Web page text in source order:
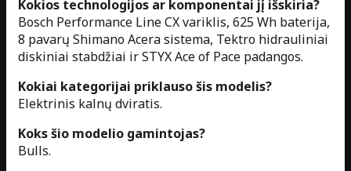
Kokios technologijos ar komponentai jį išskiria?
Bosch Performance Line CX variklis, 625 Wh baterija,
8 pavarų Shimano Acera sistema, Tektro hidrauliniai
diskiniai stabdžiai ir STYX Ace of Pace padangos.
Kokiai kategorijai priklauso šis modelis?
Elektrinis kalnų dviratis.
Koks šio modelio gamintojas?
Bulls.